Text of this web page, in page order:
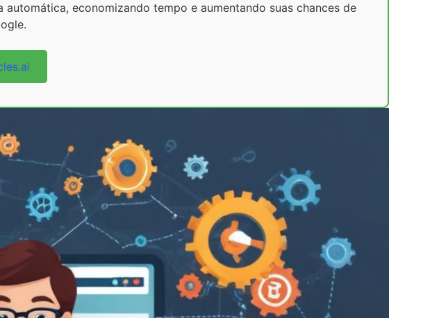
economizando tempo e aumentando suas chances de